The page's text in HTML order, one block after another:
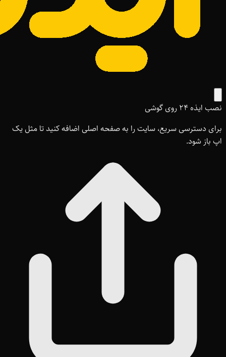
نصب ایذه ۲۴ روی گوشی
برای دسترسی سریع، سایت را به صفحه اصلی اضافه کنید تا مثل یک
اپ باز شود.